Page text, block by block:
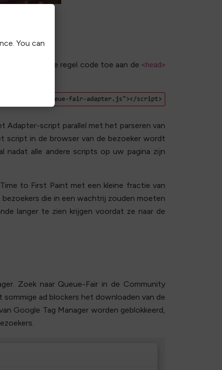
enkele regel code toe aan de <head>
Adapter-script parallel met het parseren van
script in de browser van de bezoeker wordt
nadat alle andere scripts op uw pagina zijn
to First Paint met een kleine fractie van
die in een wachtrij zouden moeten
langer te zien krijgen voordat ze naar de
Zoek naar Queue-Fair in de Community
ad blockers het downloaden van de
Google Tag Manager worden geblokkeerd,
You can